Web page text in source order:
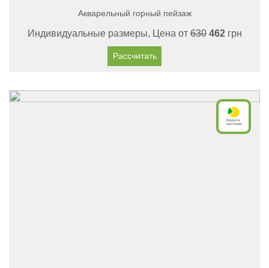
Акварельный горный пейзаж
Индивидуальные размеры, Цена от630 462грн
Рассчитать